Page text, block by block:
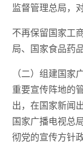
监督管理总局，
不再保留国家工
局、国家食品药
（二）组建国
重要宣传阵地的
出，在国家新闻
国家广播电视总
彻党的宣传方针